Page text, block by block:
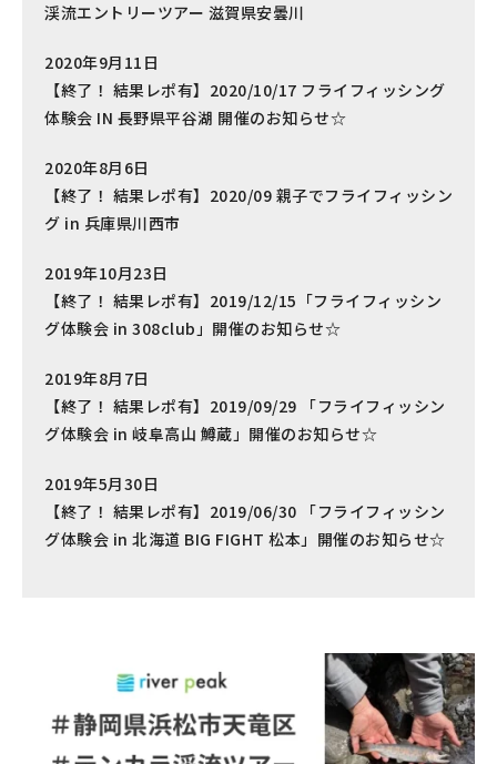
渓流エントリーツアー 滋賀県安曇川
2020年9月11日
【終了！ 結果レポ有】2020/10/17 フライフィッシング
体験会 IN 長野県平谷湖 開催のお知らせ☆
2020年8月6日
【終了！ 結果レポ有】2020/09 親子でフライフィッシン
グ in 兵庫県川西市
2019年10月23日
【終了！ 結果レポ有】2019/12/15「フライフィッシン
グ体験会 in 308club」開催のお知らせ☆
2019年8月7日
【終了！ 結果レポ有】2019/09/29 「フライフィッシン
グ体験会 in 岐阜高山 鱒蔵」開催のお知らせ☆
2019年5月30日
【終了！ 結果レポ有】2019/06/30 「フライフィッシン
グ体験会 in 北海道 BIG FIGHT 松本」開催のお知らせ☆